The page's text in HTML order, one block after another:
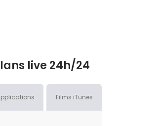
live 24h/24
Films iTunes